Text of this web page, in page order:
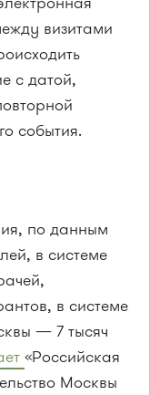
визитами
с датой,
события.
по данным
в системе
в системе
— 7 тысяч
«Российская
Москвы